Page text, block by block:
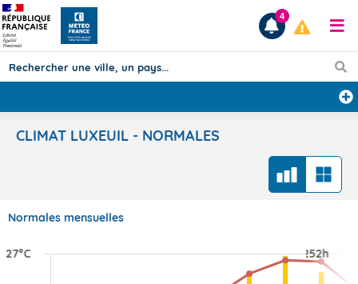
Prévisions
4
CLIMAT LUXEUIL - NORMALES
Normales mensuelles